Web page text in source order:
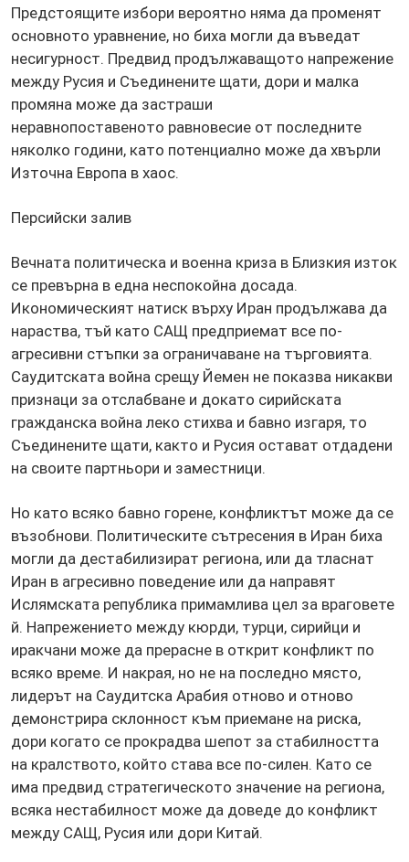
Предстоящите избори вероятно няма да променят
основното уравнение, но биха могли да въведат
несигурност. Предвид продължаващото напрежение
между Русия и Съединените щати, дори и малка
промяна може да застраши
неравнопоставеното равновесие от последните
няколко години, като потенциално може да хвърли
Източна Европа в хаос.
Персийски залив
Вечната политическа и военна криза в Близкия изток
се превърна в една неспокойна досада.
Икономическият натиск върху Иран продължава да
нараства, тъй като САЩ предприемат все по-
агресивни стъпки за ограничаване на търговията.
Саудитската война срещу Йемен не показва никакви
признаци за отслабване и докато сирийската
гражданска война леко стихва и бавно изгаря, то
Съединените щати, както и Русия остават отдадени
на своите партньори и заместници.
Но като всяко бавно горене, конфликтът може да се
възобнови. Политическите сътресения в Иран биха
могли да дестабилизират региона, или да тласнат
Иран в агресивно поведение или да направят
Ислямската република примамлива цел за враговете
й. Напрежението между кюрди, турци, сирийци и
иракчани може да прерасне в открит конфликт по
всяко време. И накрая, но не на последно място,
лидерът на Саудитска Арабия отново и отново
демонстрира склонност към приемане на риска,
дори когато се прокрадва шепот за стабилността
на кралството, който става все по-силен. Като се
има предвид стратегическото значение на региона,
всяка нестабилност може да доведе до конфликт
между САЩ, Русия или дори Китай.